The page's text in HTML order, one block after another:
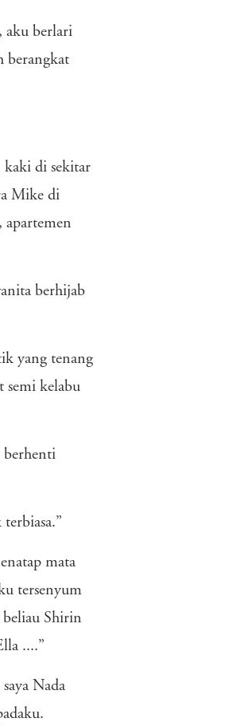
aku berlari
berangkat
kaki di sekitar
Mike di
apartemen
berhijab
yang tenang
semi kelabu
berhenti
mata
tersenyum
beliau Shirin
....”
Nada